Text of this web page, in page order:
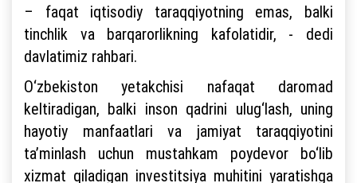
– faqat iqtisodiy taraqqiyotning emas, balki
tinchlik va barqarorlikning kafolatidir, - dedi
davlatimiz rahbari.
O‘zbekiston yetakchisi nafaqat daromad
keltiradigan, balki inson qadrini ulug‘lash, uning
hayotiy manfaatlari va jamiyat taraqqiyotini
ta’minlash uchun mustahkam poydevor bo‘lib
xizmat qiladigan investitsiya muhitini yaratishga